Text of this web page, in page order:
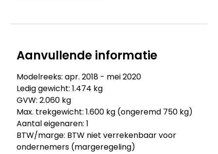
Aanvullende informatie
Modelreeks: apr. 2018 - mei 2020
Ledig gewicht: 1.474 kg
GVW: 2.060 kg
Max. trekgewicht: 1.600 kg (ongeremd 750 kg)
Aantal eigenaren: 1
BTW/marge: BTW niet verrekenbaar voor
ondernemers (margeregeling)